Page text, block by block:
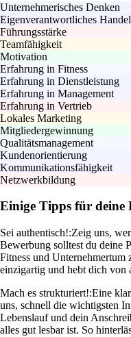
Unternehmerisches Denken
Eigenverantwortliches
Führungsstärke
Teamfähigkeit
Motivation
Erfahrung in Fitness
Erfahrung in Dienstleistung
Erfahrung in Management
Erfahrung in Vertrieb
Lokales Marketing
Mitgliedergewinnung
Qualitätsmanagement
Kundenorientierung
Kommunikationsfähigkeit
Netzwerkbildung
Einige Tipps für deine
Sei authentisch!:Zeig uns,
Bewerbung solltest du deine
Fitness und
einzigartig und hebt dich von
Mach es strukturiert!:Eine
uns, schnell die wichtigsten
Lebenslauf und dein
alles gut lesbar ist. So